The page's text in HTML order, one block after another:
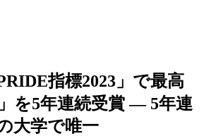
指標2023」で最高
を5年連続受賞 — 5年連
大学で唯一